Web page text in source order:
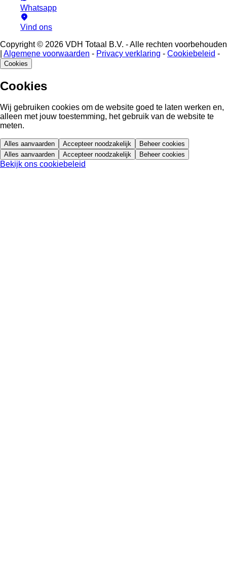
Whatsapp
Vind ons
Copyright © 2026 VDH Totaal B.V. - Alle rechten voorbehouden
Algemene voorwaarden - Privacy verklaring - Cookiebeleid -
Cookies
Cookies
Wij gebruiken cookies om de website goed te laten werken en,
alleen met jouw toestemming, het gebruik van de website te
meten.
Alles aanvaarden Accepteer noodzakelijk
Beheer cookies
Alles aanvaarden
Accepteer noodzakelijk Beheer cookies
Bekijk ons cookiebeleid